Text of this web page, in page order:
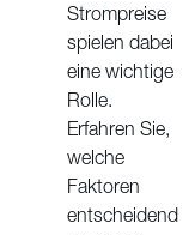
Strompreise
spielen dabei
eine wichtige
Rolle.
Erfahren Sie,
welche
Faktoren
entscheidend